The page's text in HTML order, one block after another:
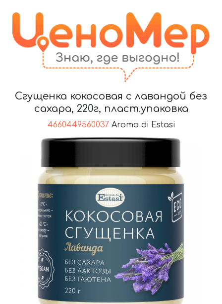
Сгущенка кокосовая с лавандой без
сахара, 220г, пласт.упаковка
4660449560037Aroma di Estasi